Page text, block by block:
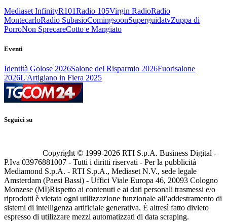
Mediaset InfinityR101Radio 105Virgin RadioRadio
MontecarloRadio SubasioComingsoonSuperguidatvZuppa di
PorroNon SprecareCotto e Mangiato
Eventi
Identità Golose 2026Salone del Risparmio 2026Fuorisalone
2026L'Artigiano in Fiera 2025
Seguici su
Copyright © 1999-2026 RTI S.p.A. Business Digital -
P.Iva 03976881007 - Tutti i diritti riservati - Per la pubblicità
Mediamond S.p.A. - RTI S.p.A., Mediaset N.V., sede legale
Amsterdam (Paesi Bassi) - Uffici Viale Europa 46, 20093 Cologno
Monzese (MI)Rispetto ai contenuti e ai dati personali trasmessi e/o
riprodotti è vietata ogni utilizzazione funzionale all’addestramento di
sistemi di intelligenza artificiale generativa. È altresì fatto divieto
espresso di utilizzare mezzi automatizzati di data scraping.